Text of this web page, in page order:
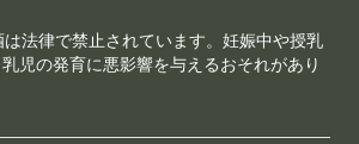
法律で禁止されています。妊娠中や授乳
児の発育に悪影響を与えるおそれがあり